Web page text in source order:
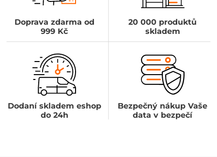
Doprava zdarma od
999 Kč
20 000 produktů
skladem
Dodaní skladem eshop
do 24h
Bezpečný nákup Vaše
data v bezpečí